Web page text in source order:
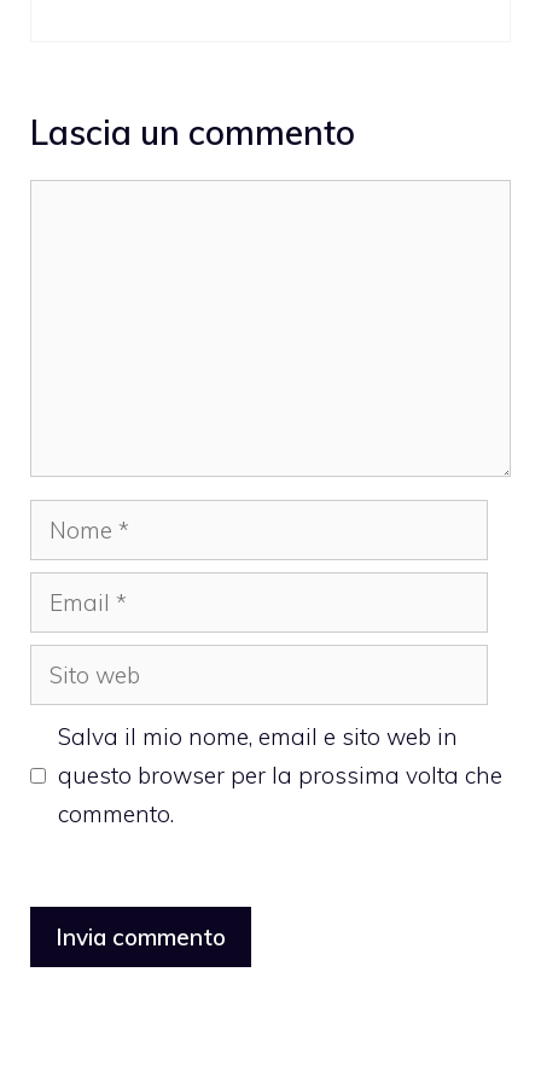
Lascia un commento
Nome
Email
Sito
web
Salva il mio nome, email e sito web in
questo browser per la prossima volta che
commento.